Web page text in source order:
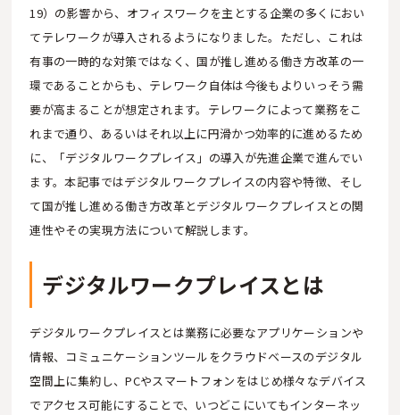
19）の影響から、オフィスワークを主とする企業の多くにおい
てテレワークが導入されるようになりました。ただし、これは
有事の一時的な対策ではなく、国が推し進める働き方改革の一
環であることからも、テレワーク自体は今後もよりいっそう需
要が高まることが想定されます。テレワークによって業務をこ
れまで通り、あるいはそれ以上に円滑かつ効率的に進めるため
に、「デジタルワークプレイス」の導入が先進企業で進んでい
ます。本記事ではデジタルワークプレイスの内容や特徴、そし
て国が推し進める働き方改革とデジタルワークプレイスとの関
連性やその実現方法について解説します。
デジタルワークプレイスとは
デジタルワークプレイスとは業務に必要なアプリケーションや
情報、コミュニケーションツールをクラウドベースのデジタル
空間上に集約し、PCやスマートフォンをはじめ様々なデバイス
でアクセス可能にすることで、いつどこにいてもインターネッ